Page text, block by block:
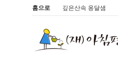
홈으로 깊은산속 옹달샘